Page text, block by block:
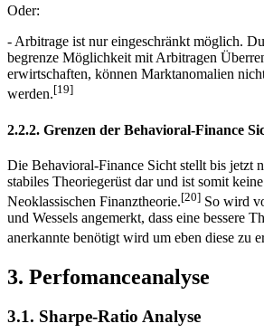
Oder:
- Arbitrage ist nur eingeschränkt möglich.
begrenze Möglichkeit mit Arbitragen
erwirtschaften, können Marktanomalien
werden.[19]
2.2.2. Grenzen der Behavioral-Finance
Die Behavioral-Finance Sicht stellt bis jetzt
stabiles Theoriegerüst dar und ist somit
Neoklassischen Finanztheorie.[20] So wird
und Wessels angemerkt, dass eine bessere
anerkannte benötigt wird um eben diese zu
3. Perfomanceanalyse
3.1. Sharpe-Ratio Analyse